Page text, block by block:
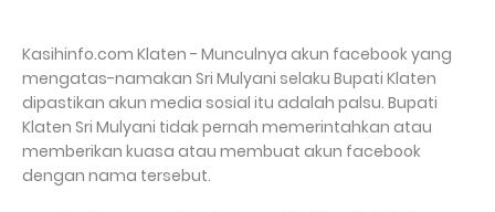
Kasihinfo.com Klaten - Munculnya akun facebook yang
mengatas-namakan Sri Mulyani selaku Bupati Klaten
dipastikan akun media sosial itu adalah palsu. Bupati
Klaten Sri Mulyani tidak pernah memerintahkan atau
memberikan kuasa atau membuat akun facebook
dengan nama tersebut.